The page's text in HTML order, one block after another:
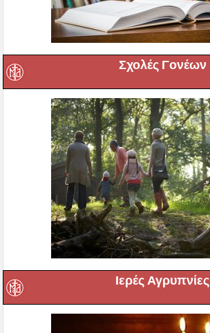
Σχολές Γονέων
Ιερές Αγρυπνίες